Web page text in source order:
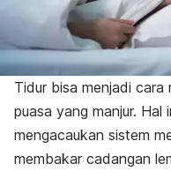
Tidur bisa menjadi
puasa yang manjur.
mengacaukan sistem
membakar cadangan